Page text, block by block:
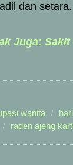
dan setara.
Juga:
wanita
raden ajeng